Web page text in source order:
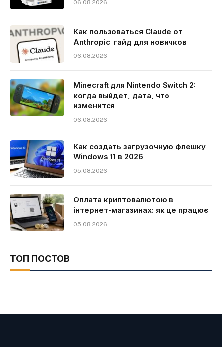
06.08.2026
Как пользоваться Claude от
Anthropic: гайд для новичков
06.08.2026
Minecraft для Nintendo Switch 2:
когда выйдет, дата, что
изменится
06.08.2026
Как создать загрузочную флешку
Windows 11 в 2026
05.08.2026
Оплата криптовалютою в
інтернет-магазинах: як це працює
05.08.2026
ТОП ПОСТОВ